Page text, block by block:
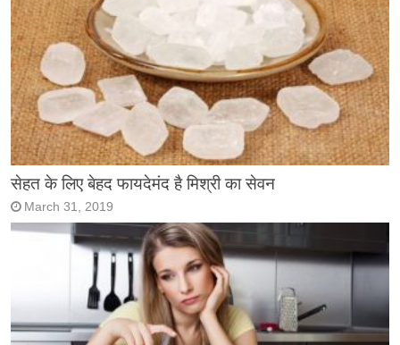
सेहत के लिए बेहद फायदेमंद है मिश्री का सेवन
March 31, 2019